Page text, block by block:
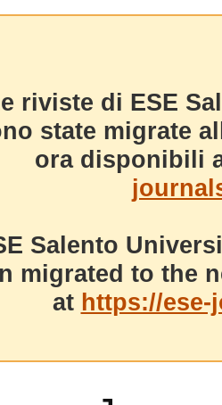
riviste di ESE
state migrate
ora disponibili
Salento
migrated to the
at https://